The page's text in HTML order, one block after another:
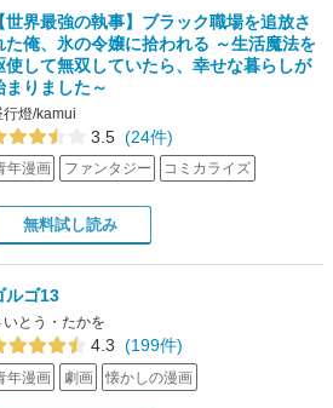
世界最強の執事】ブラック職場を追放さ
た俺、氷の令嬢に拾われる ～生活魔法を
使して無双していたら、幸せな暮らしが
まりました～
行燈/kamui
3.5 (24件)
年漫画 ファンタジー コミカライズ
無料試し読み
ルゴ13
いとう・たかを
4.3 (199件)
年漫画 劇画 懐かしの漫画